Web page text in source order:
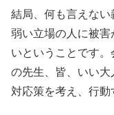
結局、何も言えな
弱い立場の人に被
いということです
の先生、皆、いい
対応策を考え、行動